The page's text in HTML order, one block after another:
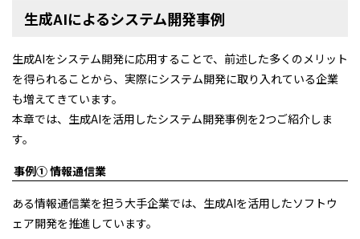
生成AIによるシステム開発事例
生成AIをシステム開発に応用することで、前述した多くのメリット
を得られることから、実際にシステム開発に取り入れている企業
も増えてきています。
本章では、生成AIを活用したシステム開発事例を2つご紹介しま
す。
事例① 情報通信業
ある情報通信業を担う大手企業では、生成AIを活用したソフトウ
ェア開発を推進しています。